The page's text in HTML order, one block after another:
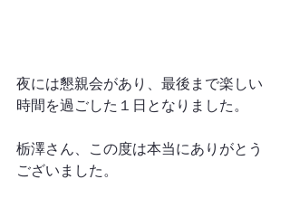
夜には懇親会があり、最後まで楽しい
時間を過ごした１日となりました。
栃澤さん、この度は本当にありがとう
ございました。